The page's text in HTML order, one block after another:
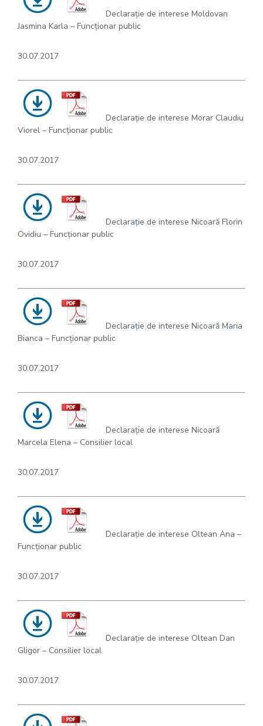
Declarație de interese Moldovan
Jasmina Karla – Funcționar public
30.07.2017
Declarație de interese Morar Claudiu
Viorel – Funcționar public
30.07.2017
Declarație de interese Nicoară Florin
Ovidiu – Funcționar public
30.07.2017
Declarație de interese Nicoară Maria
Bianca – Funcționar public
30.07.2017
Declarație de interese Nicoară
Marcela Elena – Consilier local
30.07.2017
Declarație de interese Oltean Ana –
Funcționar public
30.07.2017
Declarație de interese Oltean Dan
Gligor – Consilier local
30.07.2017